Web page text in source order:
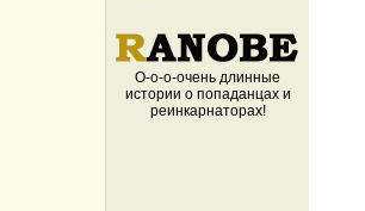
О-о-о-очень длинные
истории о попаданцах и
реинкарнаторах!